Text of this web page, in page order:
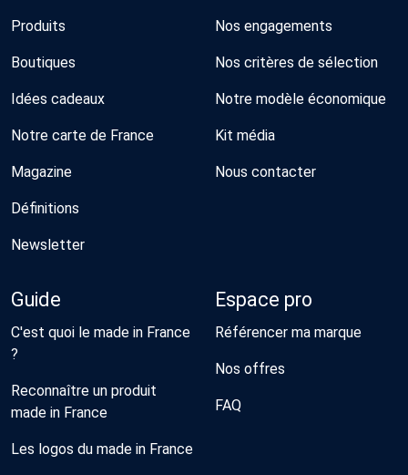
Produits
Boutiques
Idées cadeaux
Notre carte de France
Magazine
Définitions
Newsletter
Nos engagements
Nos critères de sélection
Notre modèle économique
Kit média
Nous contacter
Guide
C'est quoi le made in France
?
Reconnaître un produit
made in France
Les logos du made in France
Espace pro
Référencer ma marque
Nos offres
FAQ